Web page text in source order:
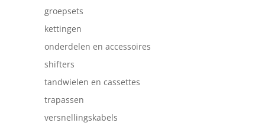
groepsets
kettingen
onderdelen en accessoires
shifters
tandwielen en cassettes
trapassen
versnellingskabels